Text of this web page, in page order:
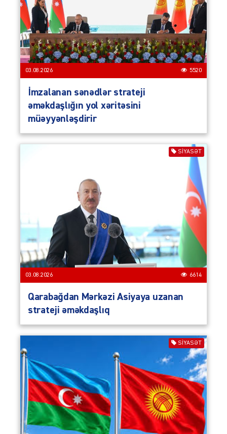
03.08.2026 5520
İmzalanan sənədlər strateji
əməkdaşlığın yol xəritəsini
müəyyənləşdirir
SIYASƏT
03.08.2026 6614
Qarabağdan Mərkəzi Asiyaya uzanan
strateji əməkdaşlıq
SIYASƏT